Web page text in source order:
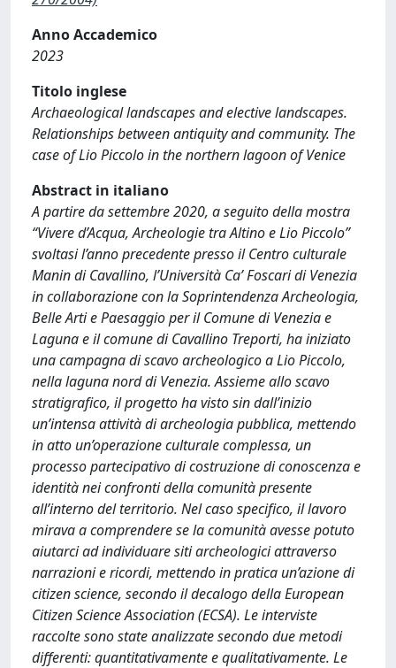
Anno Accademico
2023
Titolo inglese
Archaeological landscapes and elective landscapes.
Relationships between antiquity and community. The
case of Lio Piccolo in the northern lagoon of Venice
Abstract in italiano
A partire da settembre 2020, a seguito della mostra
“Vivere d’Acqua, Archeologie tra Altino e Lio Piccolo”
svoltasi l’anno precedente presso il Centro culturale
Manin di Cavallino, l’Università Ca’ Foscari di Venezia
in collaborazione con la Soprintendenza Archeologia,
Belle Arti e Paesaggio per il Comune di Venezia e
Laguna e il comune di Cavallino Treporti, ha iniziato
una campagna di scavo archeologico a Lio Piccolo,
nella laguna nord di Venezia. Assieme allo scavo
stratigrafico, il progetto ha visto sin dall’inizio
un’intensa attività di archeologia pubblica, mettendo
in atto un’operazione culturale complessa, un
processo partecipativo di costruzione di conoscenza e
identità nei confronti della comunità presente
all’interno del territorio. Nel caso specifico, il lavoro
mirava a comprendere se la comunità avesse potuto
aiutarci ad individuare siti archeologici attraverso
narrazioni e ricordi, mettendo in pratica un’azione di
citizen science, secondo il decalogo della European
Citizen Science Association (ECSA). Le interviste
raccolte sono state analizzate secondo due metodi
differenti: quantitativamente e qualitativamente. Le